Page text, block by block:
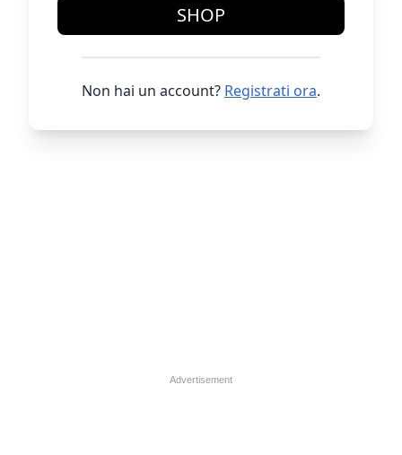
SHOP
Non hai un account? Registrati ora.